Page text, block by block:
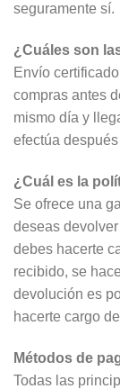
seguramente sí.
¿Cuáles son
Envío
compras antes
mismo día y
efectúa
¿Cuál es la
Se ofrece una
deseas
debes hacerte
recibido, se
devolución es
hacerte cargo
Métodos de
Todas las